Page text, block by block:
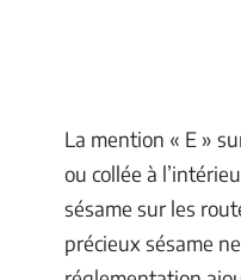
La mention « E »
ou collée à
sésame sur les
précieux sésame